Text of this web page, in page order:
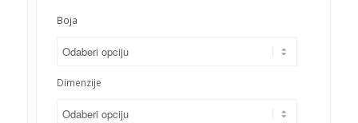
Boja
Dimenzije